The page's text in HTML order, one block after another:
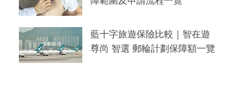
藍十字旅遊保險比較｜智在遊
尊尚 智選 郵輪計劃保障額一覽